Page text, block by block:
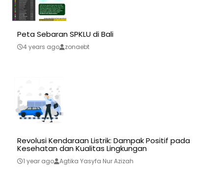
Peta Sebaran SPKLU di Bali
4 years ago zonaebt
Revolusi Kendaraan Listrik: Dampak Positif pada
Kesehatan dan Kualitas Lingkungan
1 year ago Agtika Yasyfa Nur Azizah